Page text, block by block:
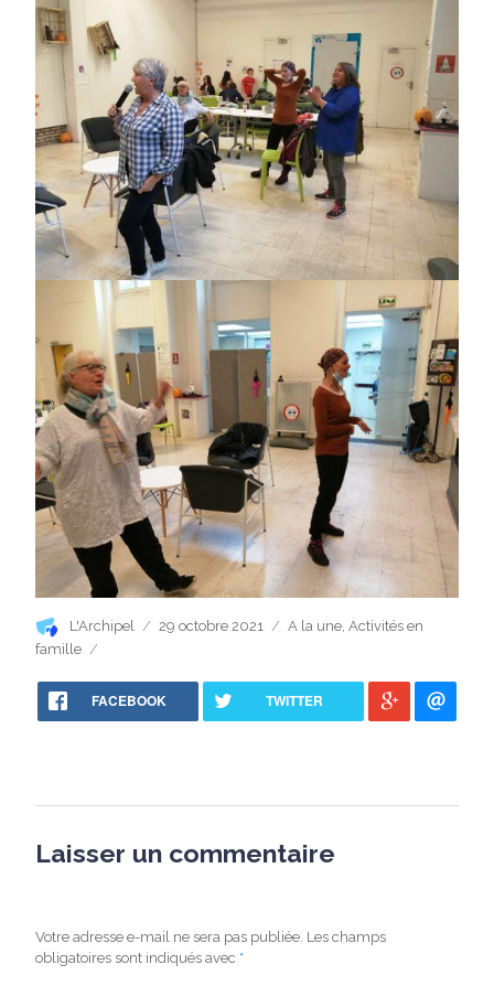
Auteur
L'Archipel
Publié
29 octobre 2021 Catégories
A la une, Activités en
famille
FACEBOOK TWITTER
Laisser un commentaire
Votre adresse e-mail ne sera pas publiée. Les champs
obligatoires sont indiqués avec *